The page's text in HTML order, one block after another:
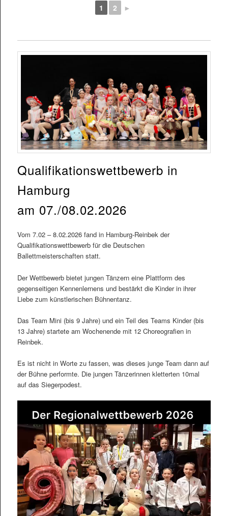
1 2 ►
Qualifikationswettbewerb in
Hamburg
am 07./08.02.2026
Vom 7.02 – 8.02.2026 fand in Hamburg-Reinbek der
Qualifikationswettbewerb für die Deutschen
Ballettmeisterschaften statt.
Der Wettbewerb bietet jungen Tänzern eine Plattform des
gegenseitigen Kennenlernens und bestärkt die Kinder in ihrer
Liebe zum künstlerischen Bühnentanz.
Das Team Mini (bis 9 Jahre) und ein Teil des Teams Kinder (bis
13 Jahre) startete am Wochenende mit 12 Choreografien in
Reinbek.
Es ist nicht in Worte zu fassen, was dieses junge Team dann auf
der Bühne performte. Die jungen Tänzerinnen kletterten 10mal
auf das Siegerpodest.